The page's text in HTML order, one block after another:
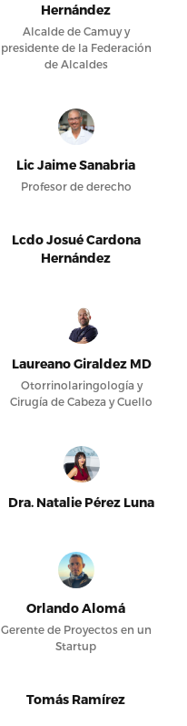
Hernández
Alcalde de Camuy y
presidente de la Federación
de Alcaldes
Lic Jaime Sanabria
Profesor de derecho
Lcdo Josué Cardona
Hernández
Laureano Giraldez MD
Otorrinolaringología y
Cirugía de Cabeza y Cuello
Dra. Natalie Pérez Luna
Orlando Alomá
Gerente de Proyectos en un
Startup
Tomás Ramírez